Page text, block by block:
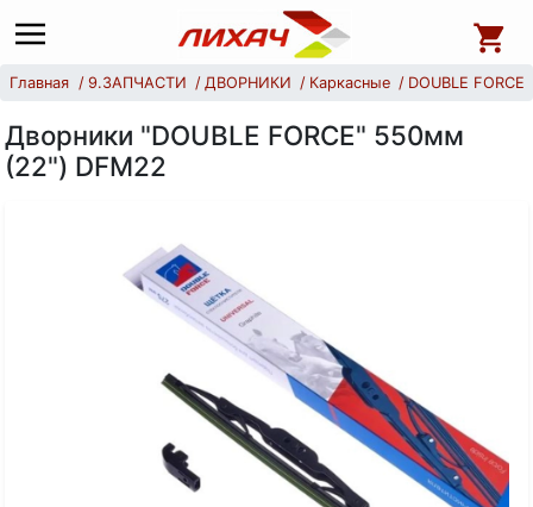
Главная 9.ЗАПЧАСТИ ДВОРНИКИ Каркасные DOUBLE FORCE
Дворники "DOUBLE FORCE" 550мм
(22") DFM22